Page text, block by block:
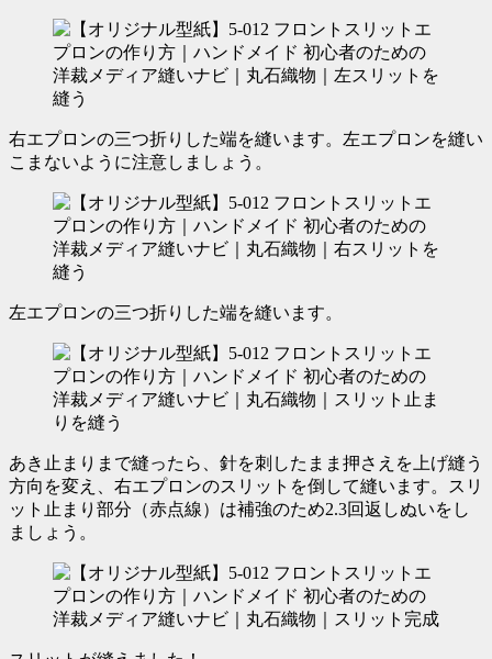
右エプロンの三つ折りした端を縫います。左エプロンを縫い
こまないように注意しましょう。
左エプロンの三つ折りした端を縫います。
あき止まりまで縫ったら、針を刺したまま押さえを上げ縫う
方向を変え、右エプロンのスリットを倒して縫います。スリ
ット止まり部分（赤点線）は補強のため2.3回返しぬいをし
ましょう。